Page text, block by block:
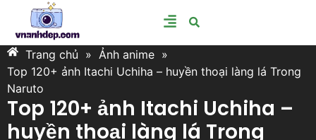
Trang chủ » Ảnh anime »
Top 120+ ảnh Itachi Uchiha – huyền thoại làng lá Trong
Naruto
Top 120+ ảnh Itachi Uchiha –
huyền thoại làng lá Trong